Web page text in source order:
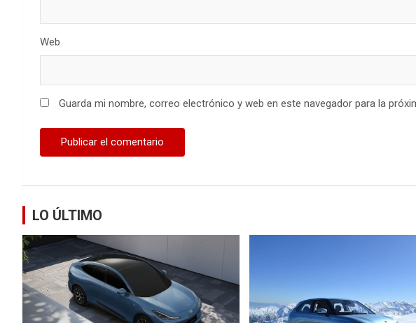
Web
Guarda mi nombre, correo electrónico y web en este navegador para la
LO ÚLTIMO